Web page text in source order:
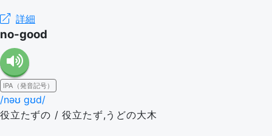
詳細
no-good
IPA（発音記号）
/nəʊ ɡʊd/
役立たずの / 役立たず,うどの大木